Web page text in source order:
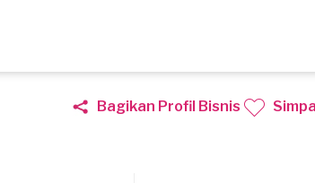
Bagikan Profil Bisnis